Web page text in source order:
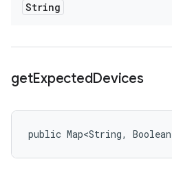
String
getExpectedDevices
public Map<String,